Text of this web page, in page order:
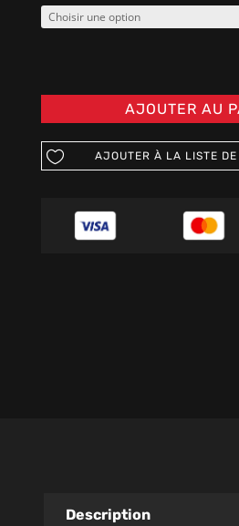
AJOUTER AU
AJOUTER À LA LISTE DE
Description